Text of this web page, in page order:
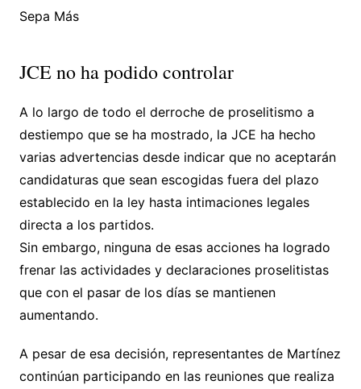
Sepa Más
JCE no ha podido controlar
A lo largo de todo el derroche de proselitismo a
destiempo que se ha mostrado, la JCE ha hecho
varias advertencias desde indicar que no aceptarán
candidaturas que sean escogidas fuera del plazo
establecido en la ley hasta intimaciones legales
directa a los partidos.
Sin embargo, ninguna de esas acciones ha logrado
frenar las actividades y declaraciones proselitistas
que con el pasar de los días se mantienen
aumentando.
A pesar de esa decisión, representantes de Martínez
continúan participando en las reuniones que realiza